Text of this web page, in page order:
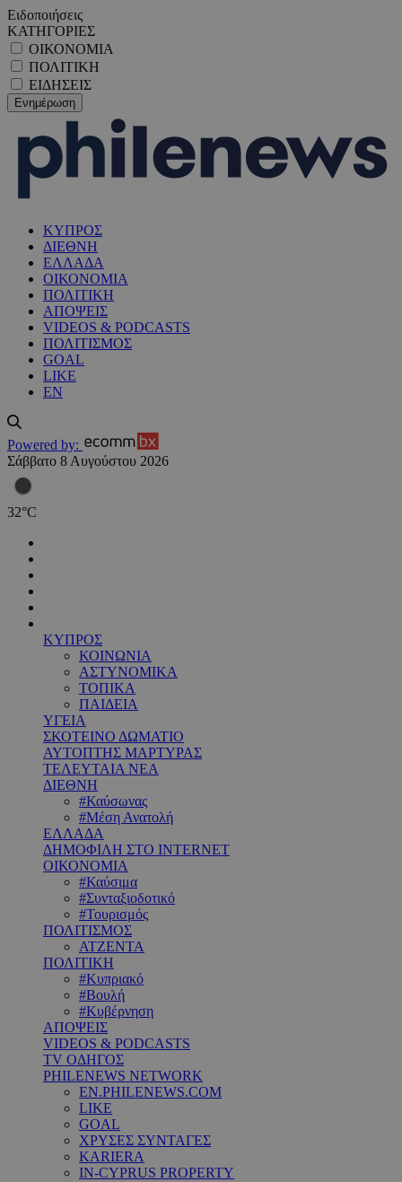
Ειδοποιήσεις
ΚΑΤΗΓΟΡΙΕΣ
ΟΙΚΟΝΟΜΙΑ
ΠΟΛΙΤΙΚΗ
ΕΙΔΗΣΕΙΣ
ΚΥΠΡΟΣ
ΔΙΕΘΝΗ
ΕΛΛΑΔΑ
ΟΙΚΟΝΟΜΙΑ
ΠΟΛΙΤΙΚΗ
ΑΠΟΨΕΙΣ
VIDEOS & PODCASTS
ΠΟΛΙΤΙΣΜΟΣ
GOAL
LIKE
EN
Powered by:
Σάββατο 8 Αυγούστου 2026
32°C
ΚΥΠΡΟΣ
ΚΟΙΝΩΝΙΑ
ΑΣΤΥΝΟΜΙΚΑ
ΤΟΠΙΚΑ
ΠΑΙΔΕΙΑ
ΥΓΕΙΑ
ΣΚΟΤΕΙΝΟ ΔΩΜΑΤΙΟ
ΑΥΤΟΠΤΗΣ ΜΑΡΤΥΡΑΣ
ΤΕΛΕΥΤΑΙΑ ΝΕΑ
ΔΙΕΘΝΗ
#Καύσωνας
#Μέση Ανατολή
ΕΛΛΑΔΑ
ΔΗΜΟΦΙΛΗ ΣΤΟ INTERNET
ΟΙΚΟΝΟΜΙΑ
#Καύσιμα
#Συνταξιοδοτικό
#Τουρισμός
ΠΟΛΙΤΙΣΜΟΣ
ΑΤΖΕΝΤΑ
ΠΟΛΙΤΙΚΗ
#Κυπριακό
#Βουλή
#Κυβέρνηση
ΑΠΟΨΕΙΣ
VIDEOS & PODCASTS
TV ΟΔΗΓΟΣ
PHILENEWS NETWORK
EN.PHILENEWS.COM
LIKE
GOAL
ΧΡΥΣΕΣ ΣΥΝΤΑΓΕΣ
KARIERA
IN-CYPRUS PROPERTY